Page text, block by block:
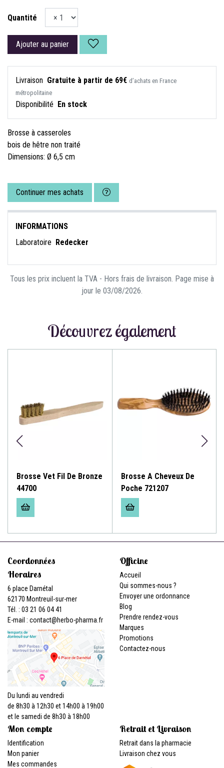
Quantité
Ajouter au panier
Livraison Gratuite à partir de 69€ d’achats en France
métropolitaine
Disponibilité En stock
Brosse à casseroles
bois de hêtre non traité
Dimensions: Ø 6,5 cm
Continuer mes achats
INFORMATIONS
Laboratoire Redecker
Tous les prix incluent la TVA - Hors frais de livraison. Page mise à
jour le 03/08/2026.
Découvrez également
Brosse Vet Fil De Bronze
44700
Brosse A Cheveux De
Poche 721207
Coordonnées
Horaires
6 place Darnétal
62170 Montreuil-sur-mer
Tél. : 03 21 06 04 41
E-mail : contact@herbo-pharma.fr
Du lundi au vendredi
de 8h30 à 12h30 et 14h00 à 19h00
et le samedi de 8h30 à 18h00
Officine
Accueil
Qui sommes-nous ?
Envoyer une ordonnance
Blog
Prendre rendez-vous
Marques
Promotions
Contactez-nous
Mon compte
Identification
Mon panier
Mes commandes
Retrait et Livraison
Retrait dans la pharmacie
Livraison chez vous